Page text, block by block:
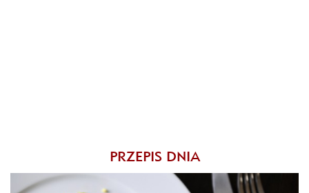
PRZEPIS DNIA